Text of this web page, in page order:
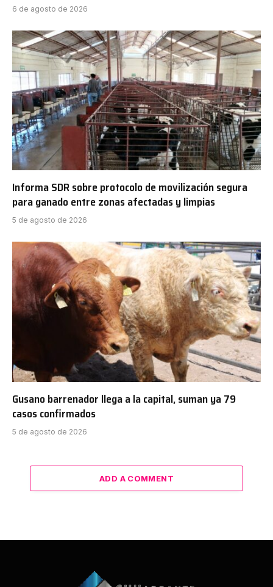
6 de agosto de 2026
Informa SDR sobre protocolo de movilización segura
para ganado entre zonas afectadas y limpias
5 de agosto de 2026
Gusano barrenador llega a la capital, suman ya 79
casos confirmados
5 de agosto de 2026
ADD A COMMENT